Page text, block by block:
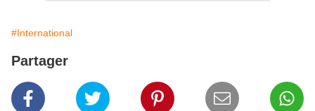
#International
Partager